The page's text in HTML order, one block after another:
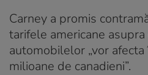
Carney a promis
tarifele americane
automobilelor „vor
milioane de canadieni”.